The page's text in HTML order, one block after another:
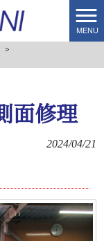
MENU
>
面修理
2024/04/21